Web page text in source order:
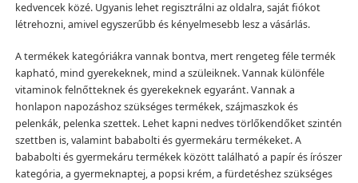
kedvencek közé. Ugyanis lehet regisztrálni az oldalra, saját fiókot
létrehozni, amivel egyszerűbb és kényelmesebb lesz a vásárlás.
A termékek kategóriákra vannak bontva, mert rengeteg féle termék
kapható, mind gyerekeknek, mind a szüleiknek. Vannak különféle
vitaminok felnőtteknek és gyerekeknek egyaránt. Vannak a
honlapon napozáshoz szükséges termékek, szájmaszkok és
pelenkák, pelenka szettek. Lehet kapni nedves törlőkendőket szintén
szettben is, valamint bababolti és gyermekáru termékeket. A
bababolti és gyermekáru termékek között található a papír és írószer
kategória, a gyermeknaptej, a popsi krém, a fürdetéshez szükséges